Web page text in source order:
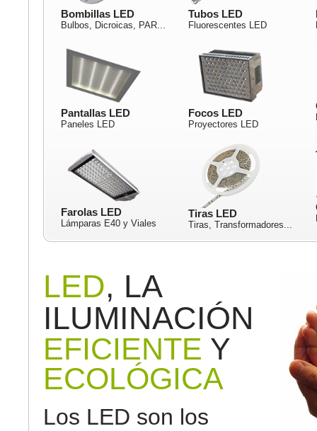
Bombillas LED
Bulbos, Dicroicas, PAR...
Tubos LED
Fluorescentes LED
Pantallas LED
Paneles LED
Focos LED
Proyectores LED
Farolas LED
Lámparas E40 y Viales
Tiras LED
Tiras, Transformadores...
LED, LA
ILUMINACIÓN
EFICIENTE Y
ECOLÓGICA
Los LED son los